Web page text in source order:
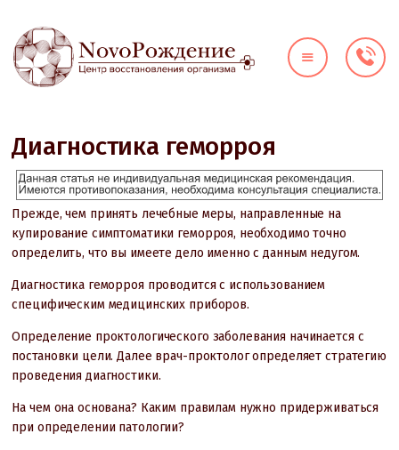
НАПРАВЛЕНИЯ
ВРАЧИ
АКЦИИ
КОНТАКТЫ
Диагностика геморроя
Прежде, чем принять лечебные меры, направленные на
купирование симптоматики геморроя, необходимо точно
определить, что вы имеете дело именно с данным недугом.
Диагностика геморроя проводится с использованием
специфическим медицинских приборов.
Определение проктологического заболевания начинается с
постановки цели. Далее врач-проктолог определяет стратегию
проведения диагностики.
На чем она основана? Каким правилам нужно придерживаться
при определении патологии?